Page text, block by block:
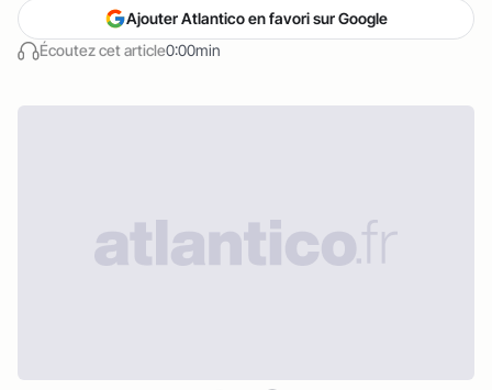
Écoutez cet article0:00min
Ajouter Atlantico en favori sur Google